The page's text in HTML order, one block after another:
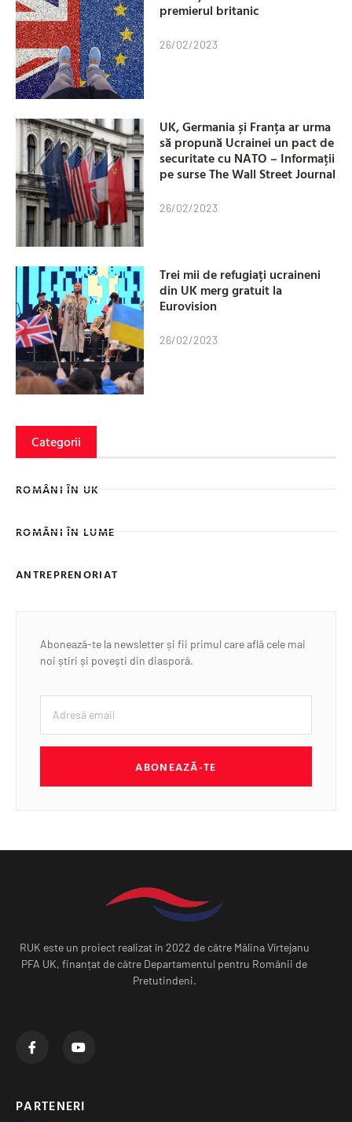
premierul britanic
26/02/2023
UK, Germania și Franța ar urma
să propună Ucrainei un pact de
securitate cu NATO – Informații
pe surse The Wall Street Journal
26/02/2023
Trei mii de refugiați ucraineni
din UK merg gratuit la
Eurovision
26/02/2023
Categorii
ROMÂNI ÎN UK
ROMÂNI ÎN LUME
ANTREPRENORIAT
Abonează-te la newsletter și fii primul care află cele mai
noi știri și povești din diasporă.
ABONEAZĂ-TE
RUK este un proiect realizat în 2022 de către Mălina Vîrtejanu
PFA UK, finanțat de către Departamentul pentru Românii de
Pretutindeni.
PARTENERI